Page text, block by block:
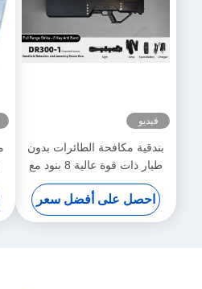
فيديو
بندقية مكافحة الطائرات بدون
طيار ذات قوة عالية 8 بنود مع
نظام دفاع طائرات بدون طيار
بعيدة المدى 2 كم
احصل على أفضل سعر